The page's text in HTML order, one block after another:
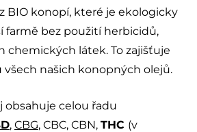
BIO konopí, které je ekologicky
farmě bez použití herbicidů,
chemických látek. To zajišťuje
našich konopných olejů.
obsahuje celou řadu
, CBG, CBC, CBN, THC (v